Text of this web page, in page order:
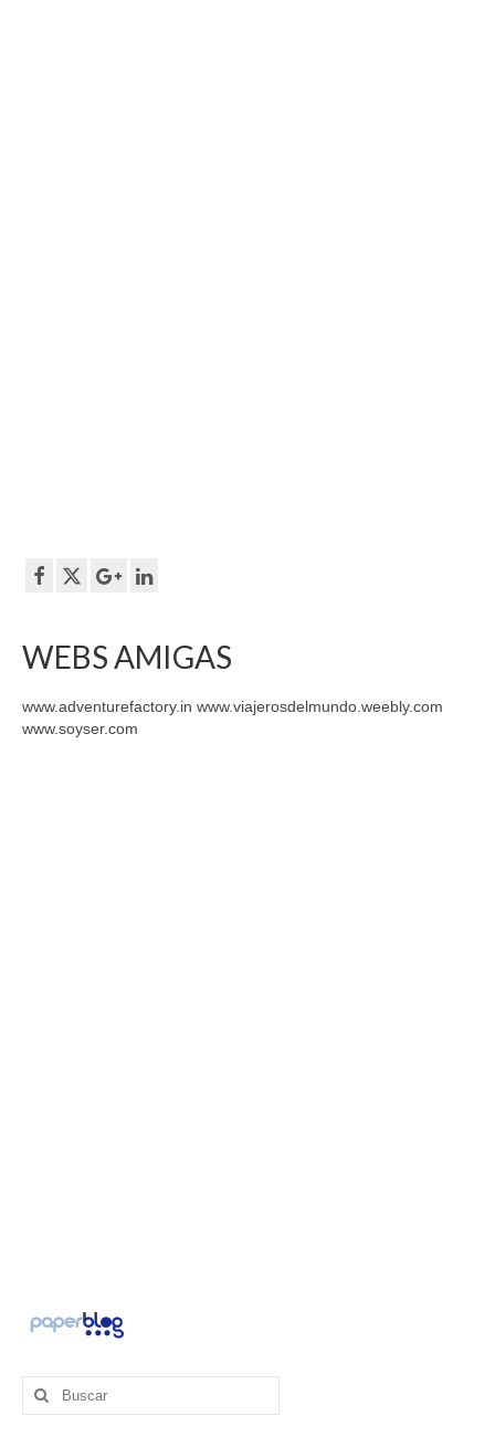
WEBS AMIGAS
www.adventurefactory.in www.viajerosdelmundo.weebly.com
www.soyser.com
Buscar
por: